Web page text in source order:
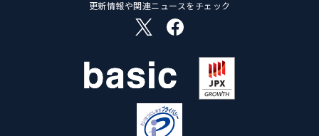
更新情報や関連ニュースをチェック